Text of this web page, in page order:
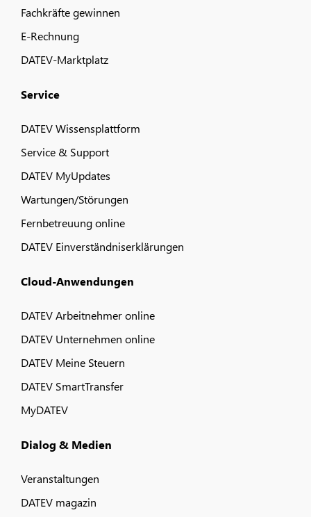
Fachkräfte gewinnen
E-Rechnung
DATEV-Marktplatz
Service
DATEV Wissensplattform
Service & Support
DATEV MyUpdates
Wartungen/Störungen
Fernbetreuung online
DATEV Einverständniserklärungen
Cloud-Anwendungen
DATEV Arbeitnehmer online
DATEV Unternehmen online
DATEV Meine Steuern
DATEV SmartTransfer
MyDATEV
Dialog & Medien
Veranstaltungen
DATEV magazin